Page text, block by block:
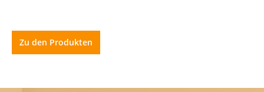
Zu den Produkten